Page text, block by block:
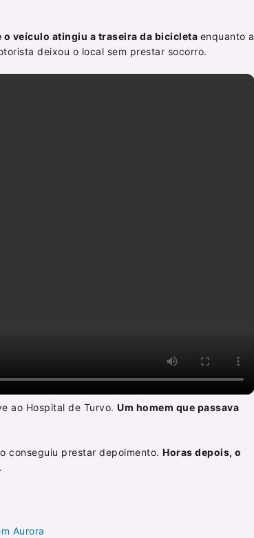
veículo atingiu a traseira da bicicleta enquanto a
deixou o local sem prestar socorro.
ao Hospital de Turvo.Um homem que passava
conseguiu prestar depoimento.Horas depois, o
Aurora